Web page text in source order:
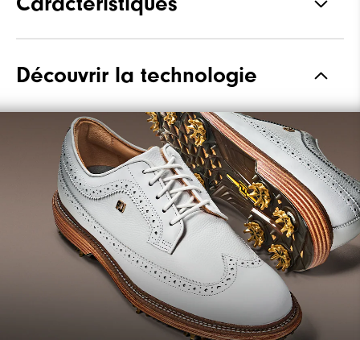
imperméable
Waterproof Garantie Imperméable
Laser Street
Système de laçage Traditionnel
Adhérence À crampons
Stabilité Très stable
Ferme
Découvrir la technologie